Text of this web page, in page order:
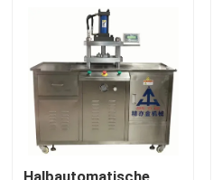
Startseite
Produkte
Videos